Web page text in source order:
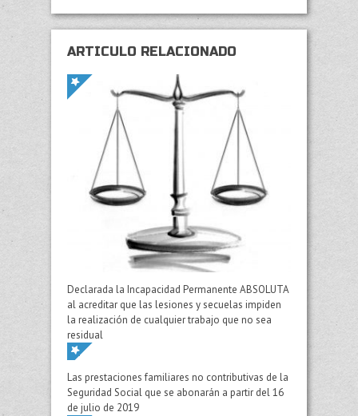
ARTÍCULO RELACIONADO
Declarada la Incapacidad Permanente ABSOLUTA
al acreditar que las lesiones y secuelas impiden
la realización de cualquier trabajo que no sea
residual
Las prestaciones familiares no contributivas de la
Seguridad Social que se abonarán a partir del 16
de julio de 2019